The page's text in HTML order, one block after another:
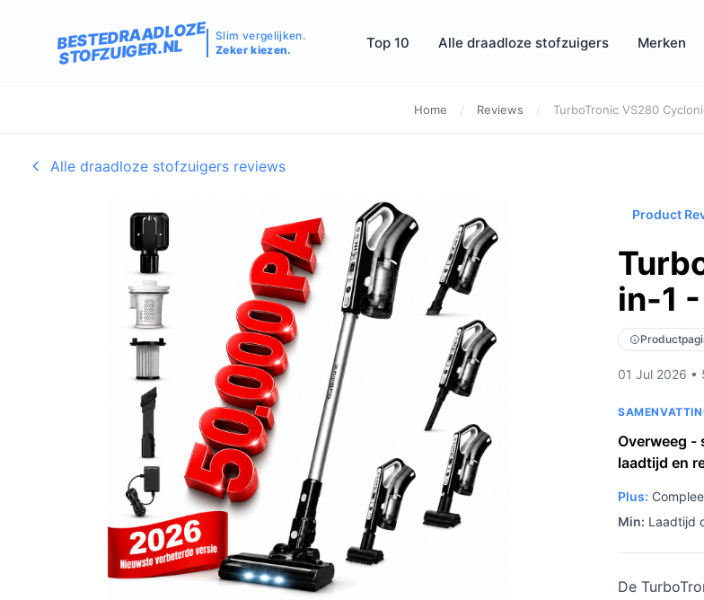
BESTEDRAADLOZE
STOFZUIGER.NL
Slim vergelijken.
Zeker kiezen.
Top 10 Alle draadloze stofzuigers Merken
Home / Reviews / TurboTronic VS280
Alle draadloze stofzuigers reviews
Product
in-1
01 Jul 2026 •
Overweeg -
laadtijd en
Plus:
Min: Laadtijd
De